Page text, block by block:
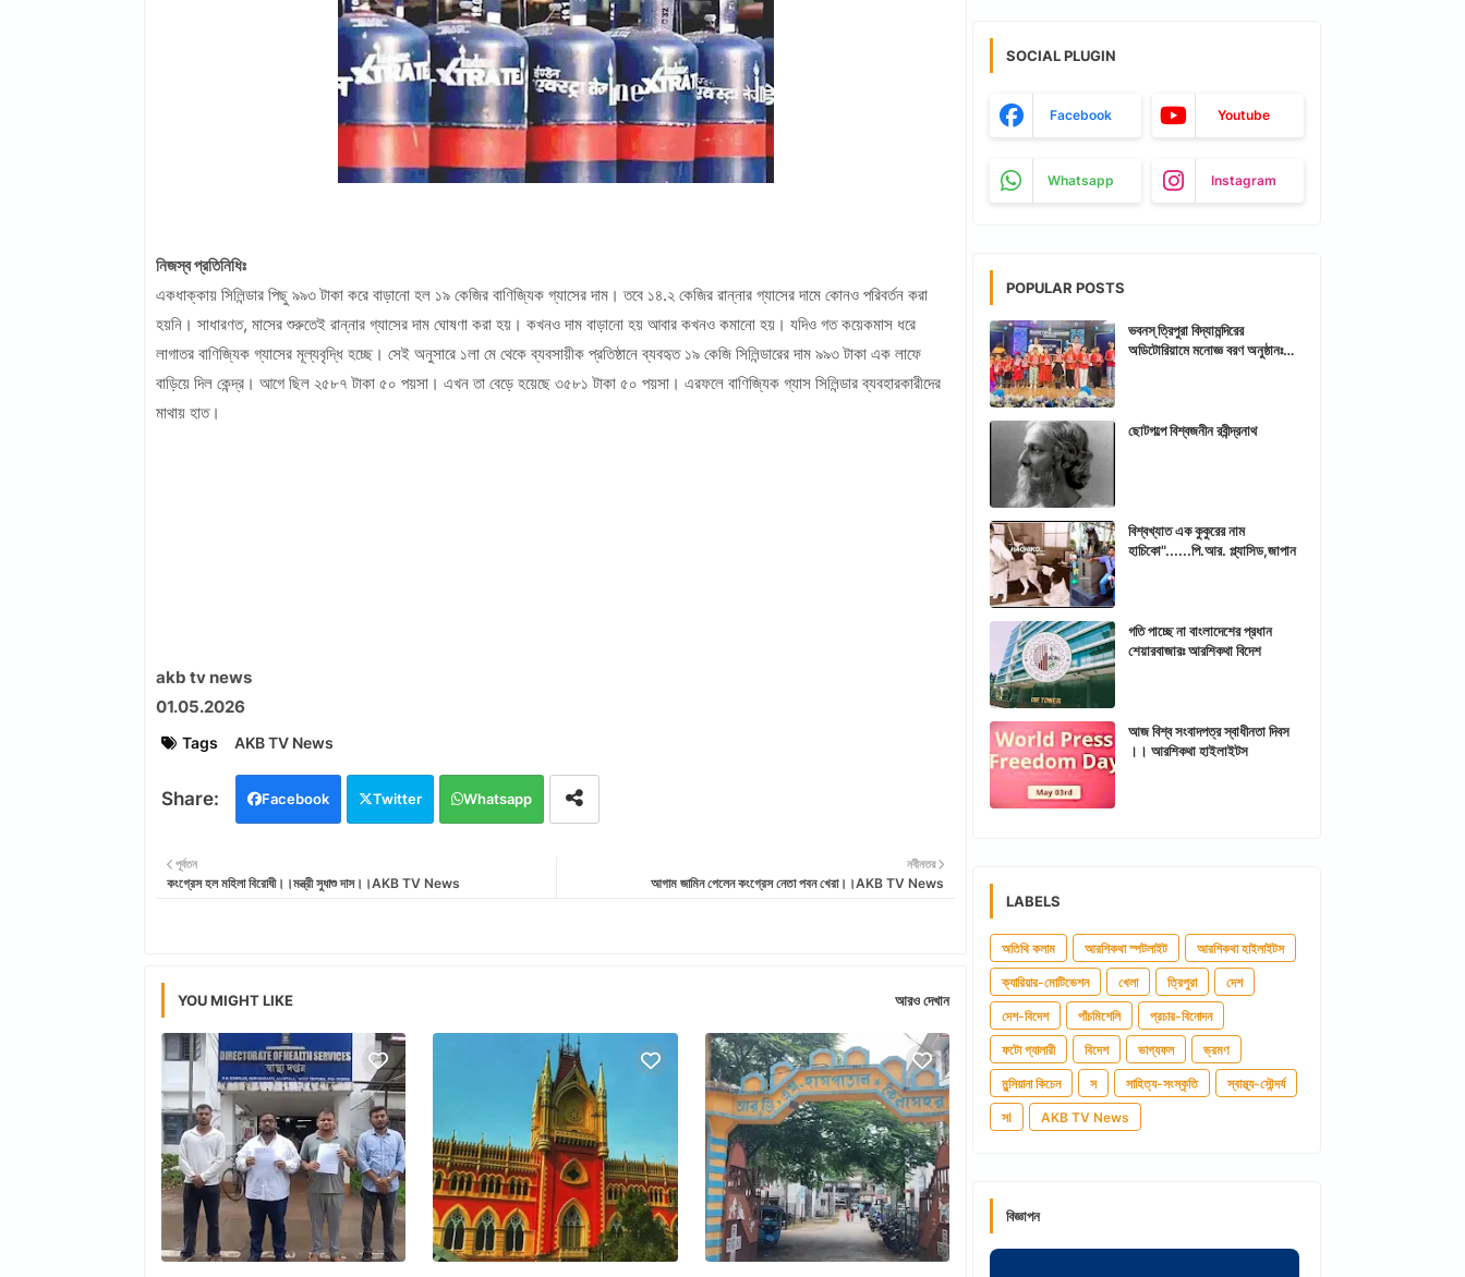
নিজস্ব প্রতিনিধিঃ
একধাক্কায় সিলিন্ডার পিছু ৯৯৩ টাকা করে বাড়ানো হল ১৯ কেজির বাণিজ্যিক গ্যাসের দাম। তবে ১৪.২ কেজির রান্নার গ্যাসের দামে কোনও পরিবর্তন করা
হয়নি। সাধারণত, মাসের শুরুতেই রান্নার গ্যাসের দাম ঘোষণা করা হয়। কখনও দাম বাড়ানো হয় আবার কখনও কমানো হয়। যদিও গত কয়েকমাস ধরে
লাগাতর বাণিজ্যিক গ্যাসের মূল্যবৃদ্ধি হচ্ছে। সেই অনুসারে ১লা মে থেকে ব্যবসায়ীক প্রতিষ্ঠানে ব্যবহৃত ১৯ কেজি সিলিন্ডারের দাম ৯৯৩ টাকা এক লাফে
বাড়িয়ে দিল কেন্দ্র। আগে ছিল ২৫৮৭ টাকা ৫০ পয়সা। এখন তা বেড়ে হয়েছে ৩৫৮১ টাকা ৫০ পয়সা। এরফলে বাণিজ্যিক গ্যাস সিলিন্ডার ব্যবহারকারীদের
মাথায় হাত।
akb tv news
01.05.2026
Tags AKB TV News
Facebook Twitter Whatsapp
নবীনতর
আগাম জামিন পেলেন কংগ্রেস নেতা পবন খেরা।।AKB TV News
পূর্বতন
কংগ্রেস হল মহিলা বিরোধী।।মন্ত্রী সুধাশু দাস।।AKB TV News
YOU MIGHT LIKE আরও দেখান
SOCIAL PLUGIN
Facebook Youtube
Whatsapp Instagram
POPULAR POSTS
ভবনস্ ত্রিপুরা বিদ্যামন্দিরের
অডিটোরিয়ামে মনোজ্ঞ বরণ অনুষ্ঠানঃ
ছোটগল্পে বিশ্বজনীন রবীন্দ্রনাথ
বিশ্বখ্যাত এক কুকুরের নাম
হাচিকো"......পি.আর. প্ল্যাসিড,জাপান
গতি পাচ্ছে না বাংলাদেশের প্রধান
শেয়ারবাজারঃ আরশিকথা বিদেশ
আজ বিশ্ব সংবাদপত্র স্বাধীনতা দিবস
।। আরশিকথা হাইলাইটস
LABELS
অতিথি কলাম আরশিকথা স্পটলাইট আরশিকথা হাইলাইটস
ক্যারিয়ার-মোটিভেশন খেলা ত্রিপুরা দেশ
দেশ-বিদেশ পাঁচমিশেলি প্রচার-বিনোদন
ফটো গ্যালারী বিদেশ ভাগ্যফল ভ্রমণ
মুন্সিয়ানা কিচেন স সাহিত্য-সংস্কৃতি স্বাস্থ্য-সৌন্দর্য
সl AKB TV News
বিজ্ঞাপন